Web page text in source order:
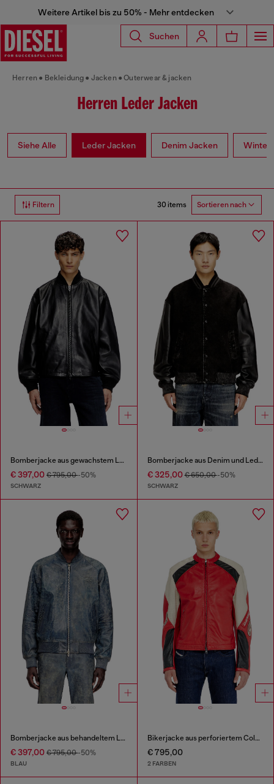
Weitere Artikel bis zu 50% - Mehr entdecken
Suchen
Herren Bekleidung Jacken Outerwear & jacken
Herren Leder Jacken
Siehe Alle Leder Jacken Denim Jacken Winter
Filtern 30 items Sortieren nach
Bomberjacke aus gewachstem Leder
€ 397,00 € 795,00-50%
SCHWARZ
Bomberjacke aus Denim und Leder
€ 325,00€ 650,00-50%
SCHWARZ
Bomberjacke aus behandeltem Leder
€ 397,00 € 795,00-50%
BLAU
Bikerjacke aus perforiertem Colour-Block-Leder
€ 795,00
2 FARBEN